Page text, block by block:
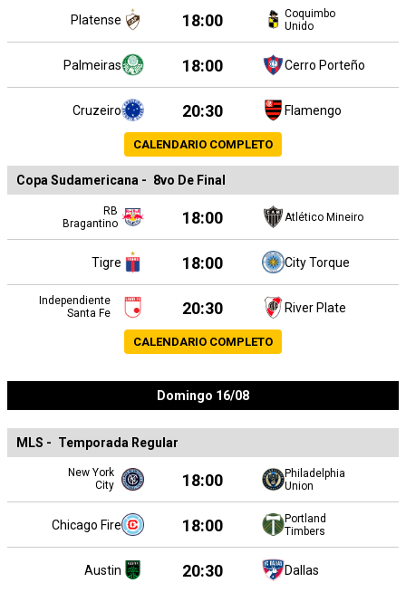
Platense 18:00
Coquimbo
Unido
Palmeiras 18:00 Cerro Porteño
Cruzeiro 20:30 Flamengo
CALENDARIO COMPLETO
Copa Sudamericana - 8vo De Final
RB
Bragantino
18:00 Atlético Mineiro
Tigre 18:00 City Torque
Independiente
Santa Fe
20:30 River Plate
CALENDARIO COMPLETO
Domingo 16/08
MLS - Temporada Regular
New York
City
18:00
Philadelphia
Union
Chicago Fire 18:00
Portland
Timbers
Austin 20:30 Dallas